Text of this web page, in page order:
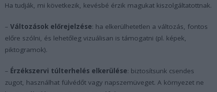
Ha tudják, mi következik, kevésbé érzik magukat kiszolgáltatottnak.
– Változások előrejelzése: ha elkerülhetetlen a változás, fontos
előre szólni, és lehetőleg vizuálisan is támogatni (pl. képek,
piktogramok).
– Érzékszervi túlterhelés elkerülése: biztosítsunk csendes
zugot, használhat fülvédőt vagy napszemüveget. A környezet ne